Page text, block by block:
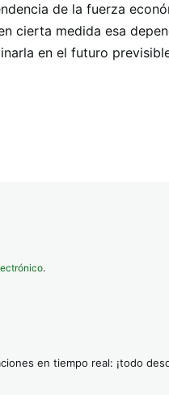
de la fuerza
cierta medida esa
en el futuro
.
en tiempo real: ¡todo